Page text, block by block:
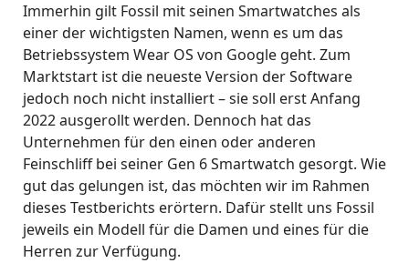
Immerhin gilt Fossil mit seinen Smartwatches als
einer der wichtigsten Namen, wenn es um das
Betriebssystem Wear OS von Google geht. Zum
Marktstart ist die neueste Version der Software
jedoch noch nicht installiert – sie soll erst Anfang
2022 ausgerollt werden. Dennoch hat das
Unternehmen für den einen oder anderen
Feinschliff bei seiner Gen 6 Smartwatch gesorgt. Wie
gut das gelungen ist, das möchten wir im Rahmen
dieses Testberichts erörtern. Dafür stellt uns Fossil
jeweils ein Modell für die Damen und eines für die
Herren zur Verfügung.